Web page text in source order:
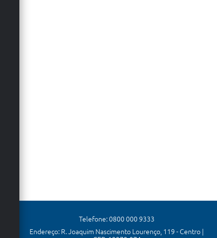
Telefone: 0800 000 9333
Endereço: R. Joaquim Nascimento Lourenço, 119 - Centro |